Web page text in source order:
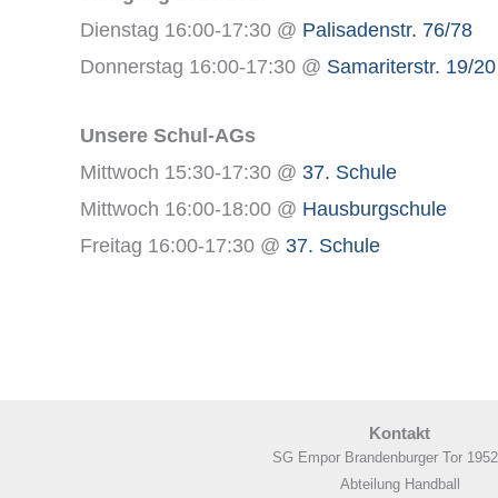
Dienstag 16:00-17:30 @ Palisadenstr. 76/78
Donnerstag 16:00-17:30 @ Samariterstr. 19/20
Unsere Schul-AGs
Mittwoch 15:30-17:30 @ 37. Schule
Mittwoch 16:00-18:00 @ Hausburgschule
Freitag 16:00-17:30 @ 37. Schule
Kontakt
SG Empor Brandenburger Tor
Abteilung Handball